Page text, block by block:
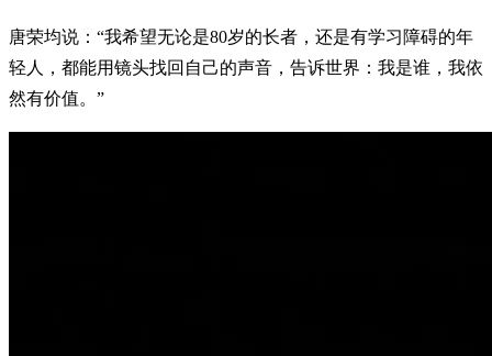
唐荣均说：“我希望无论是80岁的长者，还是有学习障碍的年
轻人，都能用镜头找回自己的声音，告诉世界：我是谁，我依
然有价值。”